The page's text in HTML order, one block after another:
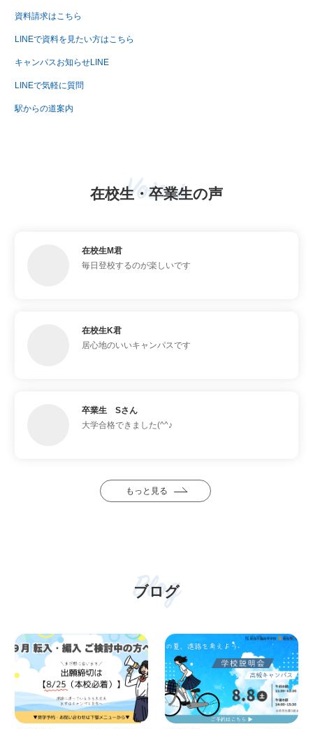
資料請求はこちら
LINEで資料を見たい方はこちら
キャンパスお知らせLINE
LINEで気軽に質問
駅からの道案内
在校生・卒業生の声
Voices
在校生M君
毎日登校するのが楽しいです
在校生K君
居心地のいいキャンパスです
卒業生 Sさん
大学合格できました(^^♪
もっと見る
ブログ
Blog